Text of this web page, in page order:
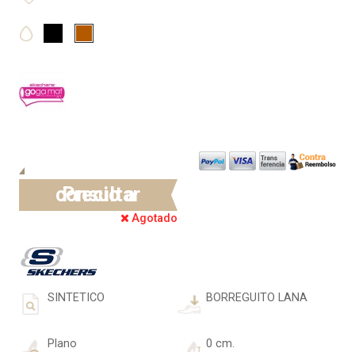
Precio a consultar
Agotado
SINTETICO BORREGUITO LANA
Plano 0 cm.